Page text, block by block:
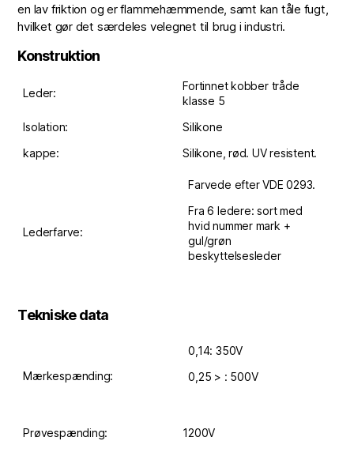
en lav friktion og er flammehæmmende, samt kan tåle fugt,
hvilket gør det særdeles velegnet til brug i industri.
Konstruktion
Leder:
Fortinnet kobber tråde
klasse 5
Isolation:
Silikone
kappe:
Silikone, rød. UV resistent.
Lederfarve:
Farvede efter VDE 0293.
Fra 6 ledere: sort med
hvid nummer mark +
gul/grøn
beskyttelsesleder
Tekniske data
Mærkespænding:
0,14: 350V
0,25 > : 500V
Prøvespænding: 1200V